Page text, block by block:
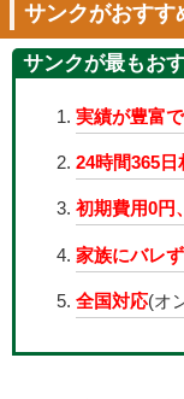
サンクがおすす
サンクが最もお
実績が豊富
24時間365
初期費用0円
家族にバレ
全国対応(オ